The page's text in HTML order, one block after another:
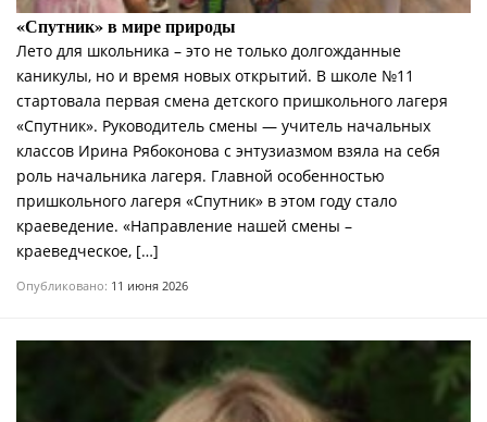
«Спутник» в мире природы
Лето для школьника – это не только долгожданные
каникулы, но и время новых открытий. В школе №11
стартовала первая смена детского пришкольного лагеря
«Спутник». Руководитель смены — учитель начальных
классов Ирина Рябоконова с энтузиазмом взяла на себя
роль начальника лагеря. Главной особенностью
пришкольного лагеря «Спутник» в этом году стало
краеведение. «Направление нашей смены –
краеведческое, […]
Опубликовано: 11 июня 2026